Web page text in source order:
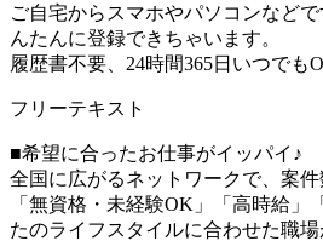
ご自宅からスマホやパソコンなど
んたんに登録できちゃいます。
履歴書不要、24時間365日いつでも
フリーテキスト
■希望に合ったお仕事がイッパイ♪
全国に広がるネットワークで、案件
「無資格・未経験OK」「高時給」
たのライフスタイルに合わせた職